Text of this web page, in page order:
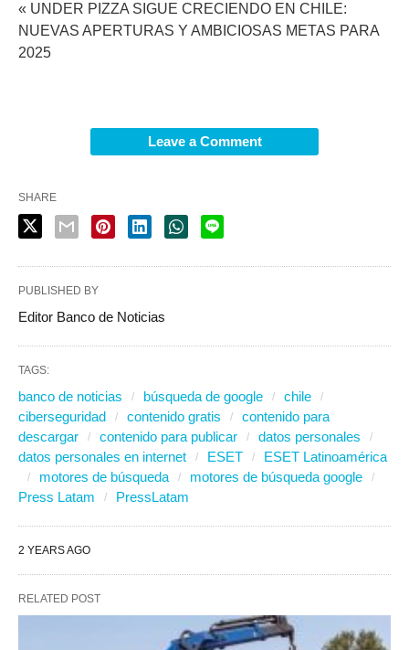
« UNDER PIZZA SIGUE CRECIENDO EN CHILE:
NUEVAS APERTURAS Y AMBICIOSAS METAS PARA
2025
Leave a Comment
SHARE
PUBLISHED BY
Editor Banco de Noticias
TAGS:
banco de noticias búsqueda de google
chile
ciberseguridad
contenido gratis
contenido para
descargar
contenido para publicar
datos personales
datos personales en internet
ESET
ESET Latinoamérica
motores de búsqueda
motores de búsqueda google
Press Latam
PressLatam
2 YEARS AGO
RELATED POST